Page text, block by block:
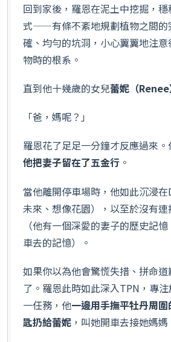
回到家後，羅恩在泥土中挖掘，
式——有條不紊地規劃植物之間的
確、均勻的坑洞，小心翼翼地注
物時的根系。
直到他十幾歲的女兒蕾妮（Renee
「爸，媽呢？」
羅恩花了足足一分鐘才反應過來
他把妻子留在了五金行 。
當他離開停車場時，他如此沉浸
未來、想像花園），以至於沒有
（他有一個深愛的妻子的歷史記
車去的記憶）。
如果你以為他會驚慌失措、拼命
了。羅恩此時如此深入TPN，專
一任務，他一邊用手撫平牡丹周
匙扔給蕾妮 ，叫她開車去接她媽媽